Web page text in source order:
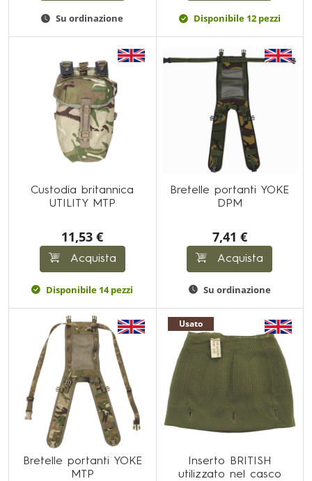
Su ordinazione Disponibile 12 pezzi
Custodia britannica
UTILITY MTP
11,53 €
Acquista
Disponibile 14 pezzi
Bretelle portanti YOKE
DPM
7,41 €
Acquista
Su ordinazione
Bretelle portanti YOKE
MTP
Usato
Inserto BRITISH
utilizzato nel casco